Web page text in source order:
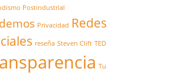
Postindustrial
Privacidad Redes
reseña Steven Clift TED
Tu